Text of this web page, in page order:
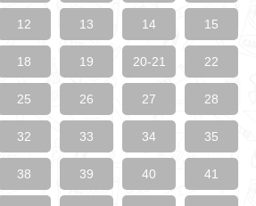
12 13 14 15
18 19 20-21 22
25 26 27 28
32 33 34 35
38 39 40 41